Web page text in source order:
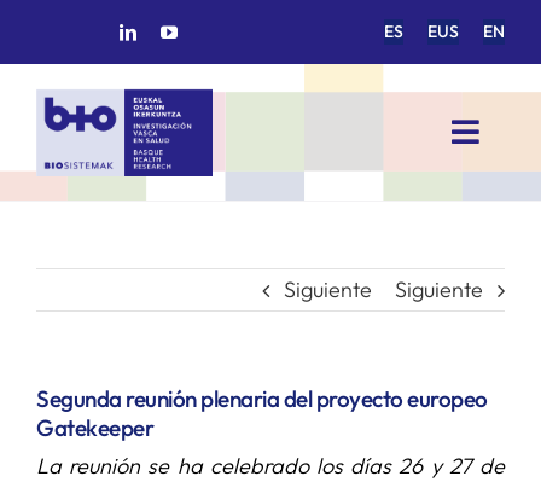
ES EUS EN
Toggle
INICIO
GRUPOS DE INVESTIGACIÓN
Siguiente Siguiente
Segunda reunión plenaria del proyecto europeo
Gatekeeper
La reunión se ha celebrado los días 26 y 27 de